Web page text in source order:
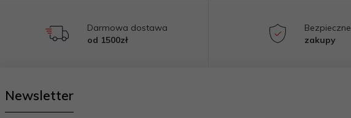
Darmowa dostawa
od 1500zł
Bezpieczne
zakupy
Newsletter